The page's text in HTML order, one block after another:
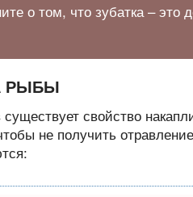
о том, что зубатка – это
РЫБЫ
существует свойство
не получить